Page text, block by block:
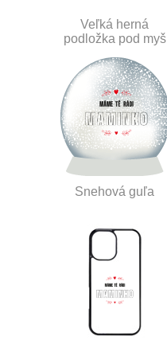
Veľká herná
podložka pod myš
Snehová guľa